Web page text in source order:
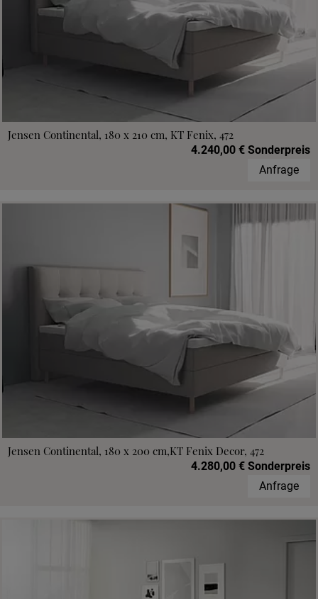
Jensen Continental, 180 x 210 cm, KT Fenix, 472
4.240,00 € Sonderpreis
Anfrage
Jensen Continental, 180 x 200 cm,KT Fenix Decor, 472
4.280,00 € Sonderpreis
Anfrage